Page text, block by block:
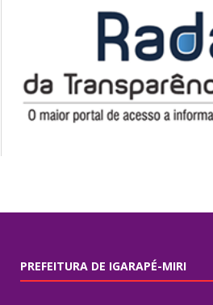
PREFEITURA DE IGARAPÉ-MIRI